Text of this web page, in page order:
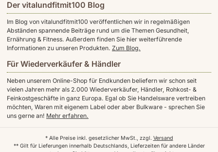
Der vitalundfitmit100 Blog
Im Blog von vitalundfitmit100 veröffentlichen wir in regelmäßigen
Abständen spannende Beiträge rund um die Themen Gesundheit,
Ernährung & Fitness. Außerdem finden Sie hier weiterführende
Informationen zu unseren Produkten. Zum Blog.
Für Wiederverkäufer & Händler
Neben unserem Online-Shop für Endkunden beliefern wir schon seit
vielen Jahren mehr als 2.000 Wiederverkäufer, Händler, Rohkost- &
Feinkostgeschäfte in ganz Europa. Egal ob Sie Handelsware vertreiben
möchten, Waren mit eigenem Label oder aber Bulkware - sprechen Sie
uns gerne an! Mehr erfahren.
* Alle Preise inkl. gesetzlicher MwSt., zzgl. Versand
** Gilt für Lieferungen innerhalb Deutschlands, Lieferzeiten für andere Länder